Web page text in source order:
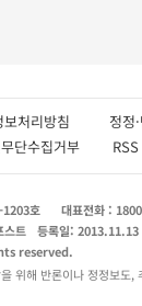
보처리방침 정정
단수집거부 RSS
1203호 대표전화 :
스트 등록일: 2013.11.13
reserved.
위해 반론이나 정정보도